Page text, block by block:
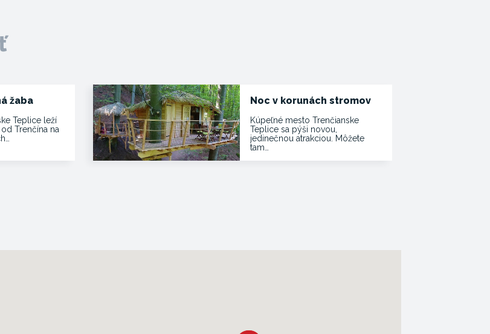
žaba
Teplice leží
Trenčína na
Noc v korunách stromov
Kúpeľné mesto Trenčianske
Teplice sa pýši novou,
jedinečnou atrakciou. Môžete
tam…